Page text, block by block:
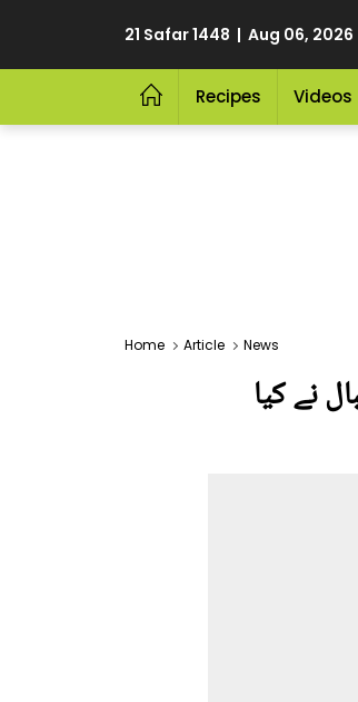
21 Safar 1448 | Aug 06, 2026
Recipes Videos
Home Article News
نے کیا